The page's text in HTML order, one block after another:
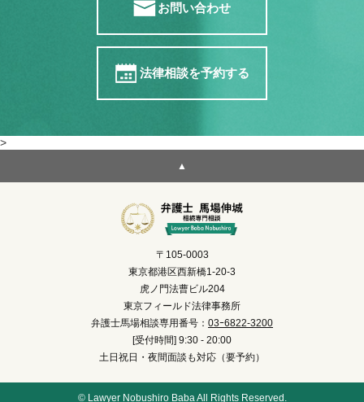
お問い合わせ
法律相談を予約する
>
▲
〒105-0003
東京都港区西新橋1-20-3
虎ノ門法曹ビル204
東京フィールド法律事務所
弁護士馬場相談専用番号： 03ｰ6822-3200
[受付時間] 9:30 - 20:00
土日祝日・夜間面談も対応（要予約）
© Lawyer Nobushiro Baba All Rights Reserved.